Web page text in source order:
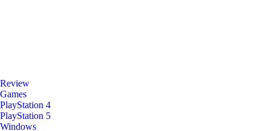
Review
Games
PlayStation 4
PlayStation 5
Windows